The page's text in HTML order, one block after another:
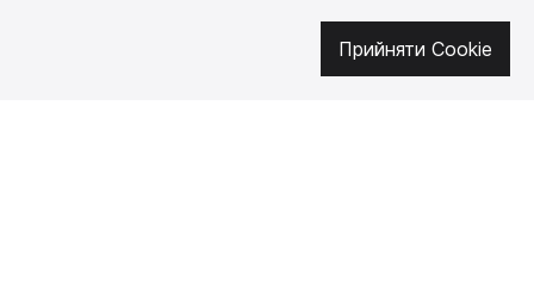
Прийняти Cookie